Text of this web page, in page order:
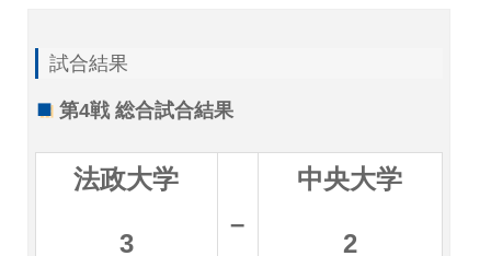
試合結果
第4戦 総合試合結果
法政大学
3
–
中央大学
2